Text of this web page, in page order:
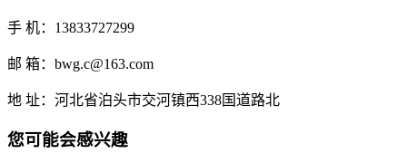
手 机：13833727299
邮 箱：bwg.c@163.com
地 址：河北省泊头市交河镇西338国道路北
您可能会感兴趣